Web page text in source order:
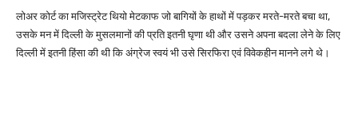
लोअर कोर्ट का मजिस्ट्रेट थियो मेटकाफ जो बागियों के हाथों में पड़कर मरते-मरते बचा था,
उसके मन में दिल्ली के मुसलमानों की प्रति इतनी घृणा थी और उसने अपना बदला लेने के लिए
दिल्ली में इतनी हिंसा की थी कि अंग्रेज स्वयं भी उसे सिरफिरा एवं विवेकहीन मानने लगे थे।